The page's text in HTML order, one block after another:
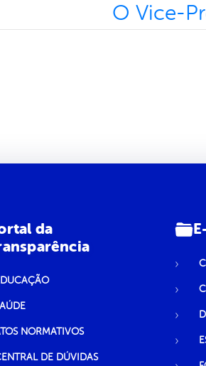
posts O Vice-
da
NORMATIVOS
DE DÚVIDAS